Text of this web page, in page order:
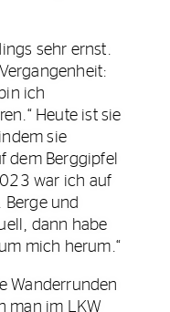
sehr ernst.
ich
Heute ist sie
sie
dem Berggipfel
war ich auf
Berge und
dann habe
mich herum.“
Wanderrunden
man im LKW